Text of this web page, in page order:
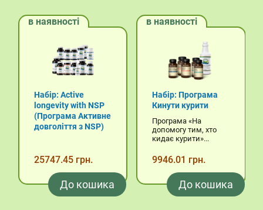
в наявності
Набір: Active
longevity with NSP
(Програма Активне
довголіття з NSP)
25747.45 грн.
До кошика
в наявності
Набір: Програма
Кинути курити
Програма «На
допомогу тим, хто
кидає курити»...
9946.01 грн.
До кошика